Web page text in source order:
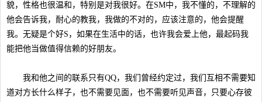
貌，性格也很温和，特别是对我很好。在SM中，我不懂的，不理解的
他会告诉我，耐心的教我，我做的不对的，应该注意的，他会提醒
我。无疑是个好S，如果在生活中的话，也许我会爱上他，最起码我
能把他当做值得信赖的好朋友。
我和他之间的联系只有QQ，我们曾经约定过，我们互相不需要知
道对方长什么样子，也不需要见面，也不需要听见声音，只要心存彼